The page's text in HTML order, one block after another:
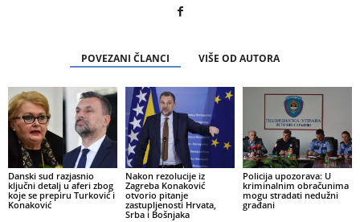
POVEZANI ČLANCI VIŠE OD AUTORA
Danski sud razjasnio
ključni detalj u aferi zbog
koje se prepiru Turković i
Konaković
Nakon rezolucije iz
Zagreba Konaković
otvorio pitanje
zastupljenosti Hrvata,
Srba i Bošnjaka
Policija upozorava: U
kriminalnim obračunima
mogu stradati nedužni
građani